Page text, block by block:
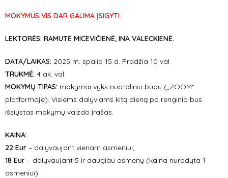
MOKYMUS VIS DAR GALIMA ĮSIGYTI.
LEKTORĖS: RAMUTĖ MICEVIČIENĖ, INA VALECKIENĖ.
DATA/LAIKAS: 2025 m. spalio 15 d. Pradžia 10 val.
TRUKMĖ: 4 ak. val.
MOKYMŲ TIPAS: mokymai vyks nuotoliniu būdu („ZOOM“
platformoje). Visiems dalyviams kitą dieną po renginio bus
išsiųstas mokymų vaizdo įrašas.
KAINA:
22 Eur – dalyvaujant vienam asmeniui;
18 Eur – dalyvaujant 5 ir daugiau asmenų (kaina nurodyta 1
asmeniui).